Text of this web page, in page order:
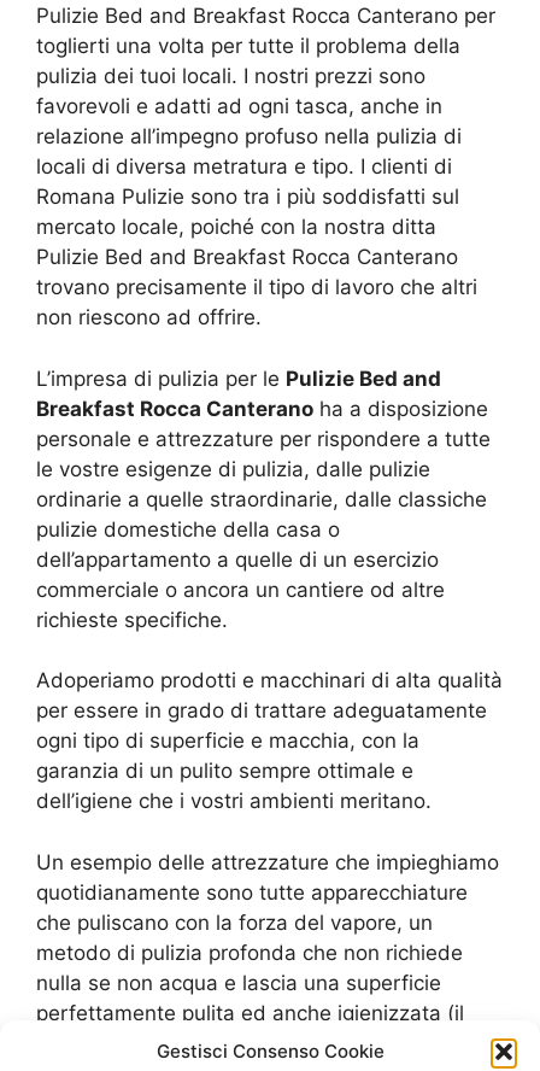
Gestisci Consenso Cookie
Pulizie Bed and Breakfast Rocca Canterano per
toglierti una volta per tutte il problema della
pulizia dei tuoi locali. I nostri prezzi sono
favorevoli e adatti ad ogni tasca, anche in
relazione all’impegno profuso nella pulizia di
locali di diversa metratura e tipo. I clienti di
Romana Pulizie sono tra i più soddisfatti sul
mercato locale, poiché con la nostra ditta
Pulizie Bed and Breakfast Rocca Canterano
trovano precisamente il tipo di lavoro che altri
non riescono ad offrire.
L’impresa di pulizia per le Pulizie Bed and
Breakfast Rocca Canterano ha a disposizione
personale e attrezzature per rispondere a tutte
le vostre esigenze di pulizia, dalle pulizie
ordinarie a quelle straordinarie, dalle classiche
pulizie domestiche della casa o
dell’appartamento a quelle di un esercizio
commerciale o ancora un cantiere od altre
richieste specifiche.
Adoperiamo prodotti e macchinari di alta qualità
per essere in grado di trattare adeguatamente
ogni tipo di superficie e macchia, con la
garanzia di un pulito sempre ottimale e
dell’igiene che i vostri ambienti meritano.
Un esempio delle attrezzature che impieghiamo
quotidianamente sono tutte apparecchiature
che puliscano con la forza del vapore, un
metodo di pulizia profonda che non richiede
nulla se non acqua e lascia una superficie
perfettamente pulita ed anche igienizzata (il
calore trasmesso dal vapore uccide all’istante